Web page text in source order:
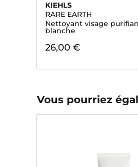
KIEHLS
RARE EARTH
Nettoyant visage
blanche
26,00 €
Vous pourriez